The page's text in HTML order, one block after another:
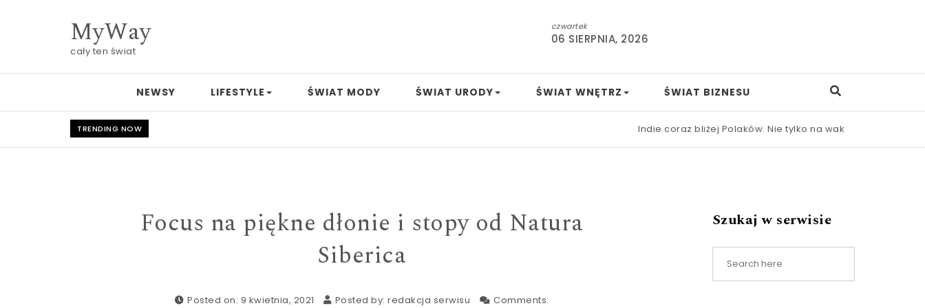
MyWay
cały ten świat
czwartek
06 SIERPNIA, 2026
NEWSY LIFESTYLE ŚWIAT MODY ŚWIAT URODY ŚWIAT WNĘTRZ ŚWIAT BIZNESU
TRENDING NOW Indie coraz bliżej Polaków. Nie tylko na wakacjach
Focus na piękne dłonie i stopy od Natura
Siberica
Posted on: 9 kwietnia, 2021 Posted by:redakcja serwisu Comments:
Szukaj w serwisie